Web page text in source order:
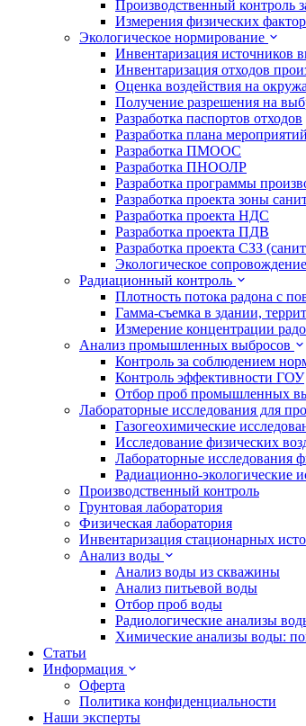
Производственный контроль
Измерения физических
Экологическое нормирование
Инвентаризация источников
Инвентаризация отходов
Оценка воздействия на
Получение разрешения на
Разработка паспортов отходов
Разработка плана
Разработка ПМООС
Разработка ПНООЛР
Разработка программы
Разработка проекта зоны
Разработка проекта НДС
Разработка проекта ПДВ
Разработка проекта СЗЗ
Экологическое
Радиационный контроль
Плотность потока радона с
Гамма-съемка в здании,
Измерение концентрации
Анализ промышленных выбросов
Контроль за соблюдением
Контроль эффективности ГОУ
Отбор проб промышленных
Лабораторные исследования для
Газогеохимические
Исследование физических
Лабораторные исследования
Радиационно-экологические
Производственный контроль
Грунтовая лаборатория
Физическая лаборатория
Инвентаризация стационарных
Анализ воды
Анализ воды из скважины
Анализ питьевой воды
Отбор проб воды
Радиологические анализы
Химические анализы воды:
Статьи
Информация
Оферта
Политика конфиденциальности
Наши эксперты